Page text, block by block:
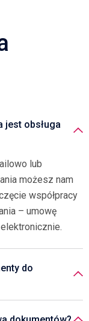
jest obsługa
lub
możesz nam
współpracy
– umowę
do